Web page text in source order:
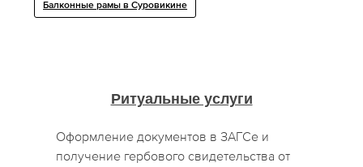
Балконные рамы в Суровикине
Ритуальные услуги
Оформление документов в ЗАГСе и
получение гербового свидетельства от